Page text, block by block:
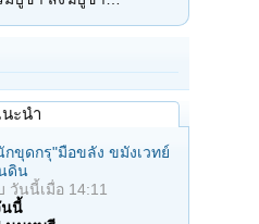
ะนำ
กขุดกรุ"มือขลัง ขมังเวทย์
ดิน
วันนี้เมื่อ 14:11
นนี้